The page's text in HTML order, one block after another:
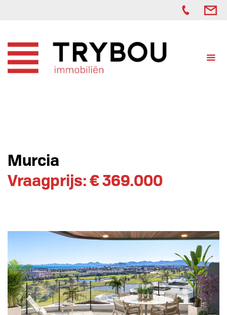
Murcia
Vraagprijs: € 369.000